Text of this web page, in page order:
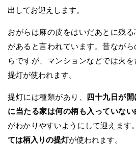
出してお迎えします。
おがらは麻の皮をはいだあとに残
があると言われています。昔なが
らですが、マンションなどでは火
提灯が使われます。
提灯には種類があり、
四十九日が
に当たる家は何の柄も入っていない
がわかりやすいようにして迎えます
ては柄入りの提灯が使われます。